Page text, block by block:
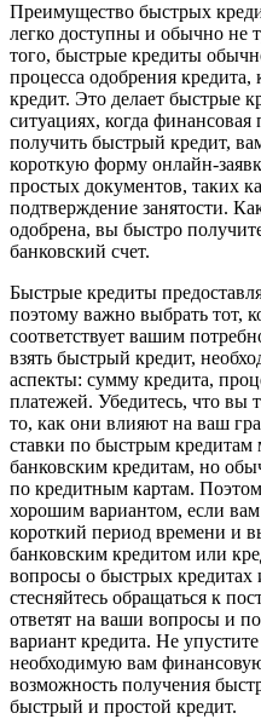
Преимущество быстрых
легко доступны и обычно не
того, быстрые кредиты
процесса одобрения
кредит. Это делает быстрые
ситуациях, когда
получить быстрый кредит,
короткую форму онлайн-
простых документов, таких
подтверждение занятости.
одобрена, вы быстро
банковский счет.
Быстрые кредиты
поэтому важно выбрать тот,
соответствует вашим
взять быстрый кредит,
аспекты: сумму кредита,
платежей. Убедитесь, что вы
то, как они влияют на ваш
ставки по быстрым
банковским кредитам, но
по кредитным картам.
хорошим вариантом, если
короткий период времени и
банковским кредитом или
вопросы о быстрых кредитах
стесняйтесь обращаться к
ответят на ваши вопросы и
вариант кредита. Не
необходимую вам
возможность получения
быстрый и простой кредит.